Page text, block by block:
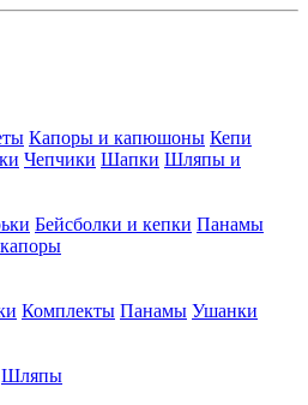
Капоры и капюшоны Кепи
Чепчики Шапки Шляпы и
Бейсболки и кепки Панамы
Комплекты Панамы Ушанки
Шляпы